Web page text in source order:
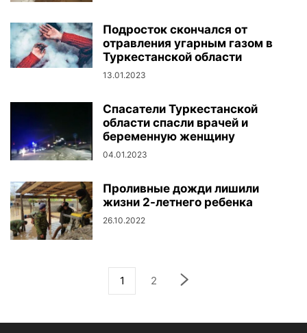
Подросток скончался от
отравления угарным газом в
Туркестанской области
13.01.2023
Спасатели Туркестанской
области спасли врачей и
беременную женщину
04.01.2023
Проливные дожди лишили
жизни 2-летнего ребенка
26.10.2022
1 2